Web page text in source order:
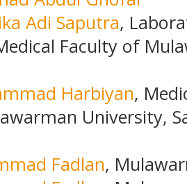
Adi Saputra,
Faculty of
Harbiyan,
University,
Fadlan,